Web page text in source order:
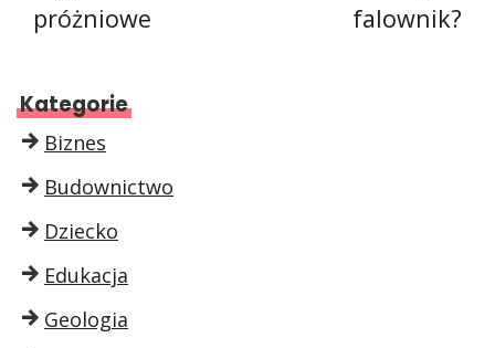
próżniowe
falownik?
Kategorie
Biznes
Budownictwo
Dziecko
Edukacja
Geologia